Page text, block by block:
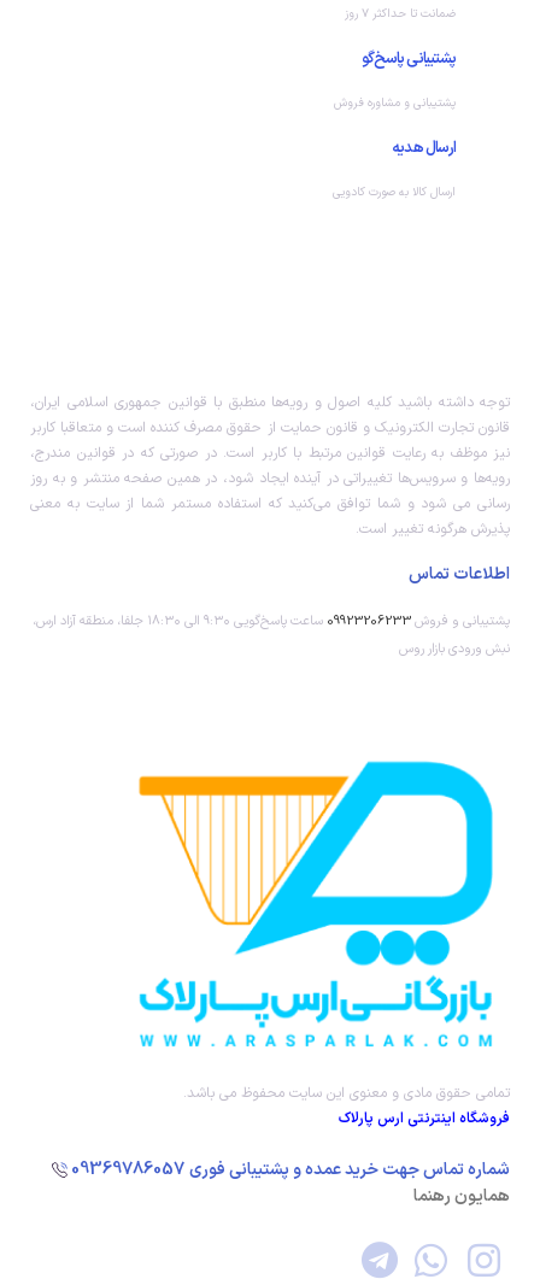
ضمانت تا حداکثر ۷ روز
پشتیبانی پاسخ‌گو
پشتیبانی و مشاوره فروش
ارسال هدیه
ارسال کالا به صورت کادویی
توجه داشته باشید کلیه اصول و رویه‏‌ها منطبق با قوانین جمهوری اسلامی ایران،
قانون تجارت الکترونیک و قانون حمایت از حقوق مصرف کننده است و متعاقبا کاربر
نیز موظف به رعایت قوانین مرتبط با کاربر است. در صورتی که در قوانین مندرج،
رویه‏‌ها و سرویس‏‌ها تغییراتی در آینده ایجاد شود، در همین صفحه منتشر و به روز
رسانی می شود و شما توافق می‏‌کنید که استفاده مستمر شما از سایت به معنی
پذیرش هرگونه تغییر است.
اطلاعات تماس
پشتیبانی و فروش09923206233
ساعت پاسخ‌گویی ۹:۳۰ الی ۱۸:۳۰ جلفا، منطقه آزاد ارس،
نبش ورودی بازار روس
تمامی حقوق مادی و معنوی این سایت محفوظ می باشد.
فروشگاه اینترنتی ارس پارلاک
شماره تماس جهت خرید عمده و پشتیبانی فوری09369786057
همایون رهنما